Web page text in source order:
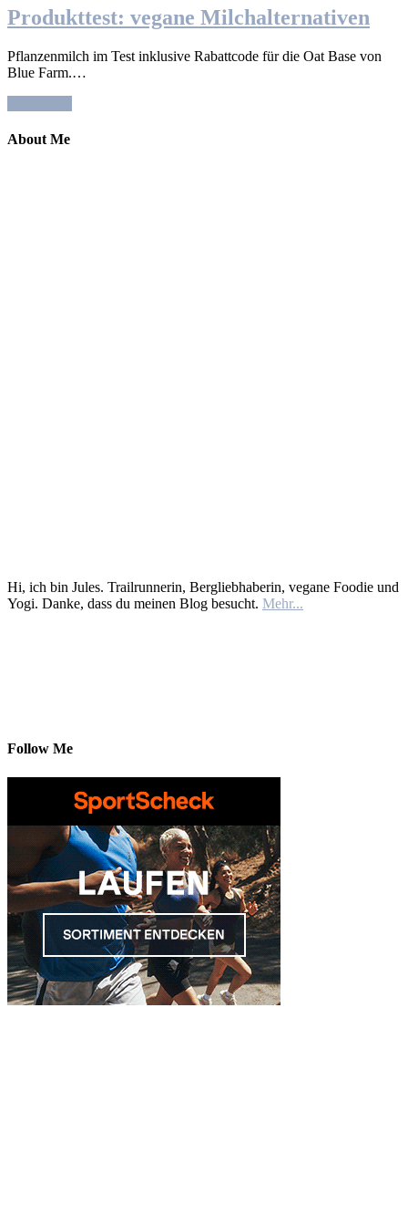
Produkttest: vegane Milchalternativen
Pflanzenmilch im Test inklusive Rabattcode für die Oat Base von
Blue Farm.…
About Me
Hi, ich bin Jules. Trailrunnerin, Bergliebhaberin, vegane Foodie und
Yogi. Danke, dass du meinen Blog besucht. Mehr...
Follow Me